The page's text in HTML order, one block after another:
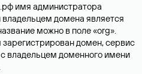
имя администратора
владельцем домена является
можно в поле «org».
домен, сервис
владельцем доменного имени